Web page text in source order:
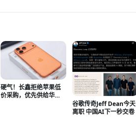
硬气！长鑫拒绝苹果低
价采购，优先供给华
谷歌传奇Jeff Dean今天
离职 中国AI下一秒交卷